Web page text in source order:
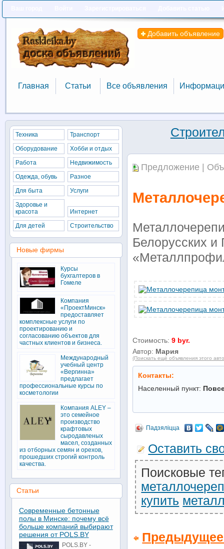
Добавить объявление
Главная
Главная
Статьи
Статьи
Все объявления
Все объявления
Предложение |
Белорусских и
Стоимость:9 byr.
Автор: Мария
(Поискать ещё объявления этого
Контакты:
Населенный пункт:
Падзяліцца
Оставить
Поисковые
купить
Техника
Транспорт
Оборудование
Хобби и отдых
Работа
Недвижимость
Одежда, обувь
Разное
Для быта
Услуги
Здоровье и
красота
Интернет
Для детей
Строительство
Новые фирмы
Курсы
бухгалтеров в
Гомеле
Компания
«ПроектМинск»
предоставляет
комплексные услуги по
проектированию и
согласованию объектов для
частных клиентов и бизнеса.
Международный
учебный центр
«Вергинна»
предлагает
профессиональные курсы по
косметологии
Компания ALEY –
это семейное
производство
крафтовых
сыродавленых
масел, созданных
из отборных семян и орехов,
прошедших строгий контроль
качества.
Статьи
Современные бетонные
полы в Минске: почему всё
больше компаний выбирают
решения от POLS.BY
POLS.BY -